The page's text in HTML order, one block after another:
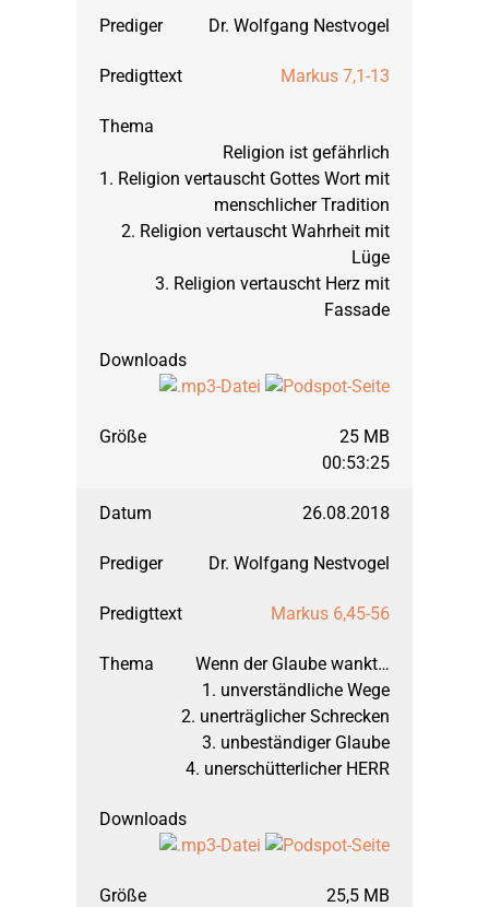
Dr. Wolfgang Nestvogel
Markus 7,1-13
Religion ist gefährlich
1. Religion vertauscht Gottes Wort mit
menschlicher Tradition
2. Religion vertauscht Wahrheit mit
Lüge
3. Religion vertauscht Herz mit
Fassade
25 MB
00:53:25
26.08.2018
Dr. Wolfgang Nestvogel
Markus 6,45-56
Wenn der Glaube wankt…
1. unverständliche Wege
2. unerträglicher Schrecken
3. unbeständiger Glaube
4. unerschütterlicher HERR
25,5 MB